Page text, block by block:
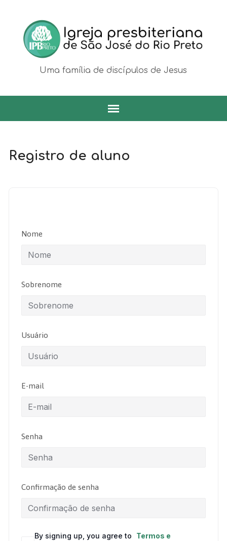
Uma família de discípulos de Jesus
Registro de aluno
Nome
Sobrenome
Usuário
E-mail
Senha
Confirmação de senha
By signing up, you agree to
Termos e